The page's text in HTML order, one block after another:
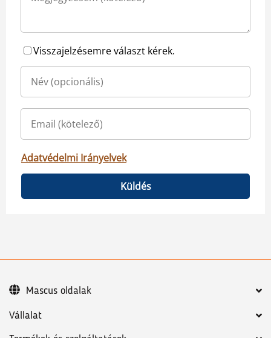
Visszajelzésemre választ kérek.
Adatvédelmi Irányelvek
Küldés
Vállalat
Mascus oldalak